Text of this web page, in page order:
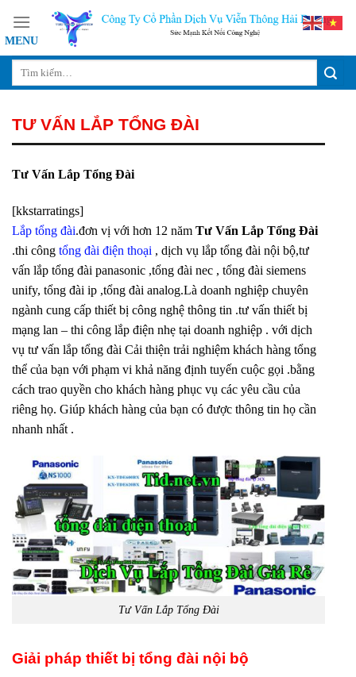
content
TƯ VẤN LẮP TỔNG ĐÀI
Tư Vấn Lắp Tổng Đài
[kkstarratings]
Lắp tổng đài.đơn vị với hơn 12 năm Tư Vấn Lắp Tổng Đài
.thi công tổng đài điện thoại , dịch vụ lắp tổng đài nội bộ,tư
vấn lắp tổng đài panasonic ,tổng đài nec , tổng đài siemens
unify, tổng đài ip ,tổng đài analog.Là doanh nghiệp chuyên
ngành cung cấp thiết bị công nghệ thông tin .tư vấn thiết bị
mạng lan – thi công lắp điện nhẹ tại doanh nghiệp . với dịch
vụ tư vấn lắp tổng đài Cải thiện trải nghiệm khách hàng tổng
thể của bạn với phạm vi khả năng định tuyến cuộc gọi .bằng
cách trao quyền cho khách hàng phục vụ các yêu cầu của
riêng họ. Giúp khách hàng của bạn có được thông tin họ cần
nhanh nhất .
Tư Vấn Lắp Tổng Đài
Giải pháp thiết bị tổng đài nội bộ